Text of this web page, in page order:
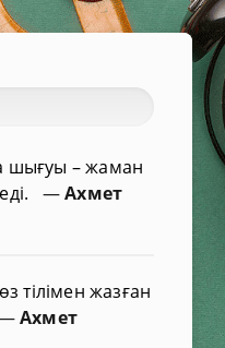
шығуы – жаман
—Ахмет
тілімен жазған
Ахмет